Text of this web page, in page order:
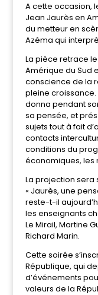
A cette occasion,
Jean Jaurès en
du metteur en
Azéma qui
La pièce retrace
Amérique du Sud
conscience de la
pleine croissance.
donna pendant
sa pensée, et
sujets tout à fait
contacts
conditions du
économiques, les
La projection sera
« Jaurès, une
reste-t-il
les enseignants
Le Mirail, Martine
Richard Marin.
Cette soirée
République, qui
d’événements
valeurs de la